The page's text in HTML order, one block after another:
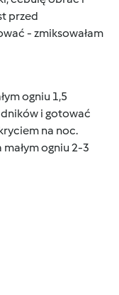
przed
- zmiksowałam
ogniu 1,5
i gotować
na noc.
ogniu 2-3